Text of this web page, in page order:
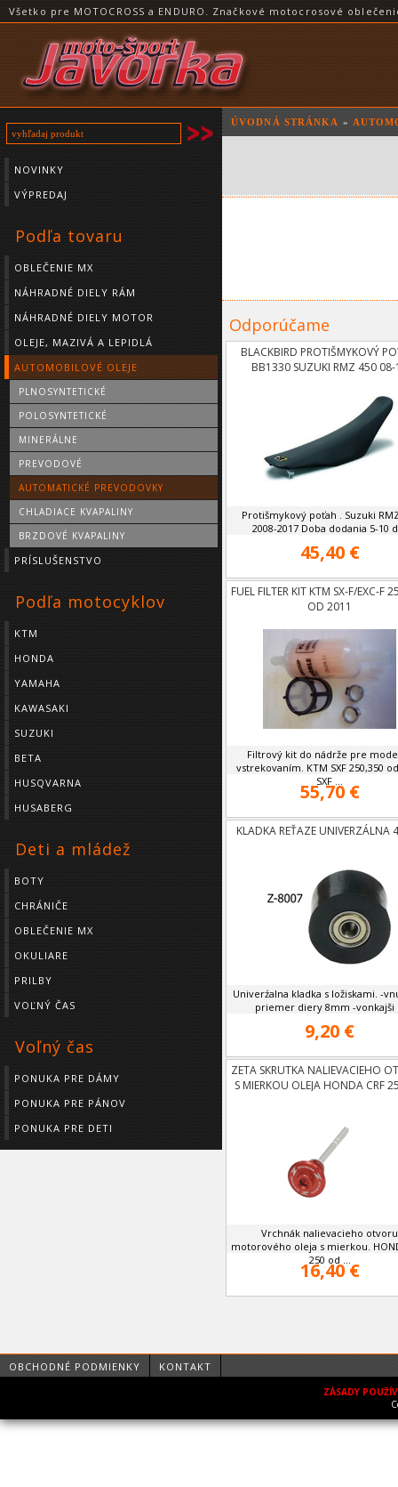
Všetko pre MOTOCROSS a ENDURO. Značkové motocrosové
NOVINKY
VÝPREDAJ
Podľa tovaru
OBLEČENIE MX
NÁHRADNÉ DIELY RÁM
NÁHRADNÉ DIELY MOTOR
OLEJE, MAZIVÁ A LEPIDLÁ
AUTOMOBILOVÉ OLEJE
PLNOSYNTETICKÉ
POLOSYNTETICKÉ
MINERÁLNE
PREVODOVÉ
AUTOMATICKÉ PREVODOVKY
CHLADIACE KVAPALINY
BRZDOVÉ KVAPALINY
PRÍSLUŠENSTVO
Podľa motocyklov
KTM
HONDA
YAMAHA
KAWASAKI
SUZUKI
BETA
HUSQVARNA
HUSABERG
Deti a mládež
BOTY
CHRÁNIČE
OBLEČENIE MX
OKULIARE
PRILBY
VOĽNÝ ČAS
Voľný čas
PONUKA PRE DÁMY
PONUKA PRE PÁNOV
PONUKA PRE DETI
ÚVODNÁ STRÁNKA »
Odporúčame
BLACKBIRD PROTIŠMYKOVÝ
BB1330 SUZUKI RMZ 450
Protišmykový poťah . Suzuki
2008-2017 Doba dodania 5-10
45,40 €
FUEL FILTER KIT KTM SX-F/EXC-F
OD 2011
Filtrový kit do nádrže pre
vstrekovaním. KTM SXF 250,350
SXF ...
55,70 €
KLADKA REŤAZE UNIVERZÁLNA
Univerźalna kladka s ložiskami. -
priemer diery 8mm -vonkajši
9,20 €
ZETA SKRUTKA NALIEVACIEHO
S MIERKOU OLEJA HONDA CRF
Vrchnák nalievacieho otvoru
motorového oleja s mierkou.
250 od ...
16,40 €
OBCHODNÉ PODMIENKY KONTAKT
ZÁSADY